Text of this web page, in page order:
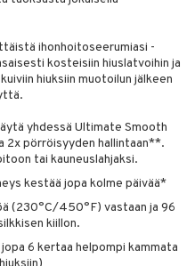
ihonhoitoseerumiasi -
kosteisiin hiuslatvoihin ja
hiuksiin muotoilun jälkeen
yhdessä Ultimate Smooth
2x pörröisyyden hallintaan**.
tai kauneuslahjaksi.
kestää jopa kolme päivää*
(230°C/450°F) vastaan ja 96
kiillon.
6 kertaa helpompi kammata